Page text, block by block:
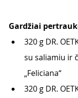
Gardžiai
320 g DR.
su saliamiu ir
„Feliciana“
320 g DR.